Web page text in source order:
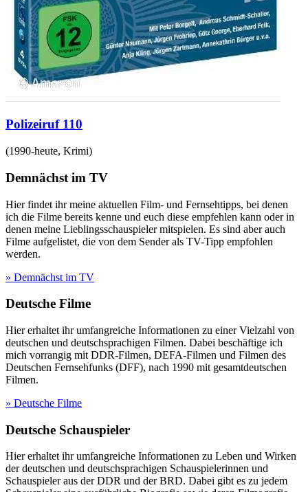
Polizeiruf 110
(1990-heute, Krimi)
Demnächst im TV
Hier findet ihr meine aktuellen Film- und Fernsehtipps, bei denen
ich die Filme bereits kenne und euch diese empfehlen kann oder in
denen meine Lieblingsschauspieler mitspielen. Es sind aber auch
Filme aufgelistet, die von dem Sender als TV-Tipp empfohlen
werden.
» Demnächst im TV
Deutsche Filme
Hier erhaltet ihr umfangreiche Informationen zu einer Vielzahl von
deutschen und deutschsprachigen Filmen. Dabei beschäftige ich
mich vorrangig mit DDR-Filmen, DEFA-Filmen und Filmen des
Deutschen Fernsehfunks (DFF), nach 1990 mit gesamtdeutschen
Filmen.
» Deutsche Filme
Deutsche Schauspieler
Hier erhaltet ihr umfangreiche Informationen zu Leben und Wirken
der deutschen und deutschsprachigen Schauspielerinnen und
Schauspieler aus der DDR und der BRD. Dabei gibt es zu jedem